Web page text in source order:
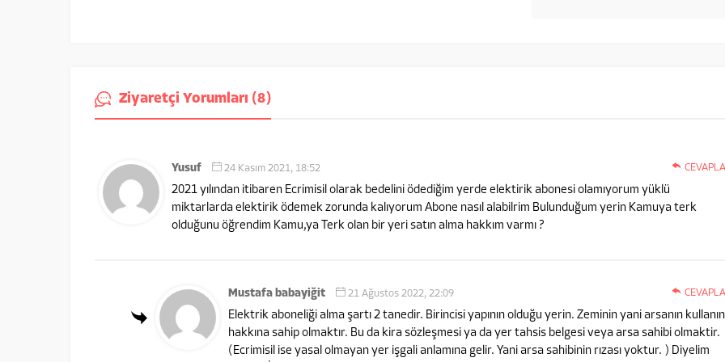
Ziyaretçi Yorumları (8)
Yusuf 24 Kasım 2021, 18:52
2021 yılından itibaren Ecrimisil olarak bedelini ödediğim yerde elektirik abonesi olamıyorum yüklü
miktarlarda elektirik ödemek zorunda kalıyorum Abone nasıl alabilrim Bulunduğum yerin Kamuya terk
olduğunu öğrendim Kamu,ya Terk olan bir yeri satın alma hakkım varmı ?
CEVAPLA
Mustafa babayiğit 21 Ağustos 2022, 22:09
Elektrik aboneliği alma şartı 2 tanedir. Birincisi yapının olduğu yerin. Zeminin yani arsanın kullanın
hakkına sahip olmaktır. Bu da kira sözleşmesi ya da yer tahsis belgesi veya arsa sahibi olmaktir.
(Ecrimisil ise yasal olmayan yer işgali anlamına gelir. Yani arsa sahibinin rızası yoktur. ) Diyelim
CEVAPLA